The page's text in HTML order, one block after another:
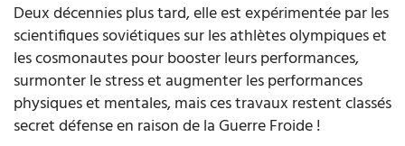
Deux décennies plus tard, elle est expérimentée par les
scientifiques soviétiques sur les athlètes olympiques et
les cosmonautes pour booster leurs performances,
surmonter le stress et augmenter les performances
physiques et mentales, mais ces travaux restent classés
secret défense en raison de la Guerre Froide !